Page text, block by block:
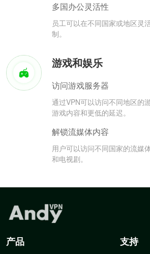
多国办公灵活性
员工可以在不同国家或地区灵
制。
游戏和娱乐
访问游戏服务器
通过VPN可以访问不同地区的
游戏内容和更低的延迟。
解锁流媒体内容
用户可以访问不同国家的流媒
和电视剧。
产品 支持